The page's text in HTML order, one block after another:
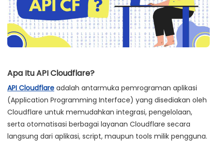
Apa Itu API Cloudflare?
API Cloudflare adalah antarmuka pemrograman aplikasi
(Application Programming Interface) yang disediakan oleh
Cloudflare untuk memudahkan integrasi, pengelolaan,
serta otomatisasi berbagai layanan Cloudflare secara
langsung dari aplikasi, script, maupun tools milik pengguna.